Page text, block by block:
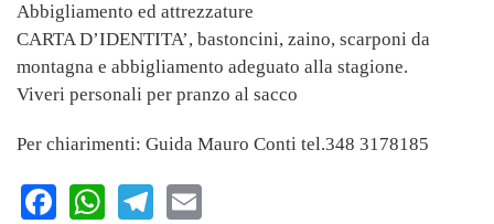
Abbigliamento ed attrezzature
CARTA D’IDENTITA’, bastoncini, zaino, scarponi da
montagna e abbigliamento adeguato alla stagione.
Viveri personali per pranzo al sacco
Per chiarimenti: Guida Mauro Conti tel.348 3178185
Facebook
WhatsApp
Telegram